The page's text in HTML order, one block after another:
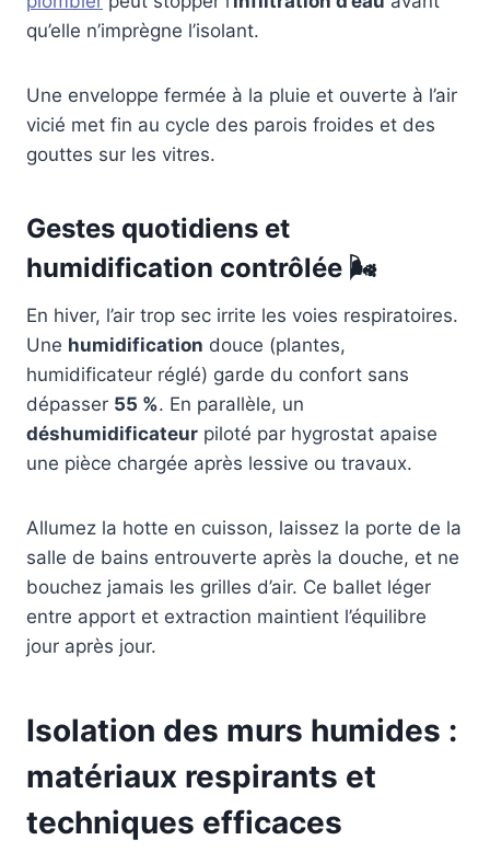
qu’elle n’imprègne l’isolant.
Une enveloppe fermée à la pluie et ouverte à l’air
vicié met fin au cycle des parois froides et des
gouttes sur les vitres.
Gestes quotidiens et
humidification contrôlée 🌬️
En hiver, l’air trop sec irrite les voies respiratoires.
Une humidification douce (plantes,
humidificateur réglé) garde du confort sans
dépasser 55 %. En parallèle, un
déshumidificateur piloté par hygrostat apaise
une pièce chargée après lessive ou travaux.
Allumez la hotte en cuisson, laissez la porte de la
salle de bains entrouverte après la douche, et ne
bouchez jamais les grilles d’air. Ce ballet léger
entre apport et extraction maintient l’équilibre
jour après jour.
Isolation des murs humides :
matériaux respirants et
techniques efficaces